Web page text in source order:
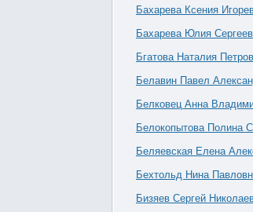
Бахарева Ксения
Бахарева Юлия
Бгатова Наталия
Белавин Павел
Белковец Анна
Белокопытова Полина
Беляевская Елена
Бехтольд Нина
Бизяев Сергей